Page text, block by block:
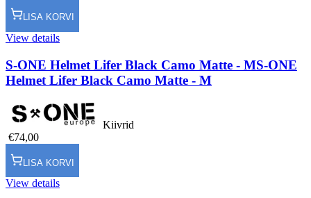
LISA KORVI
View details
S-ONE Helmet Lifer Black Camo Matte - MS-ONE
Helmet Lifer Black Camo Matte - M
Kiivrid
€74,00
LISA KORVI
View details